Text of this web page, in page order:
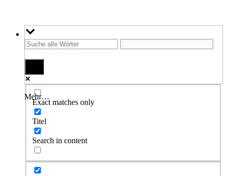
Mehr…
Exact matches only
Titel
Search in content